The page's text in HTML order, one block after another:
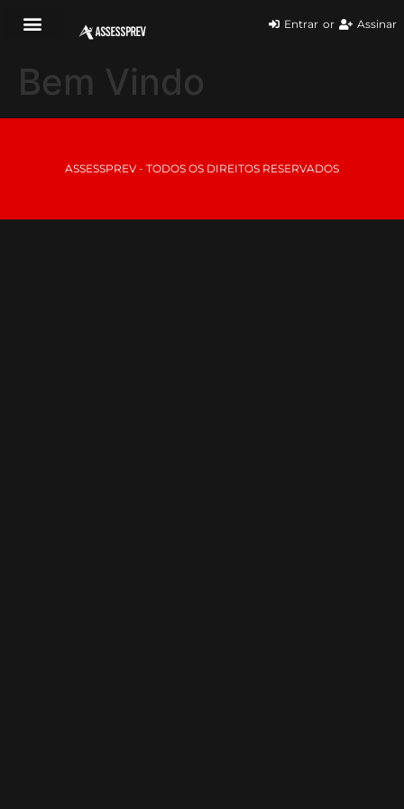
Entrar or Assinar
Bem Vindo
ASSESSPREV - TODOS OS DIREITOS RESERVADOS